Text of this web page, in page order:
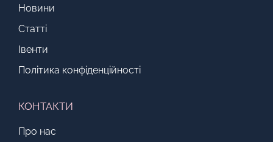
Новини
Статті
Івенти
Політика конфіденційності
КОНТАКТИ
Про нас